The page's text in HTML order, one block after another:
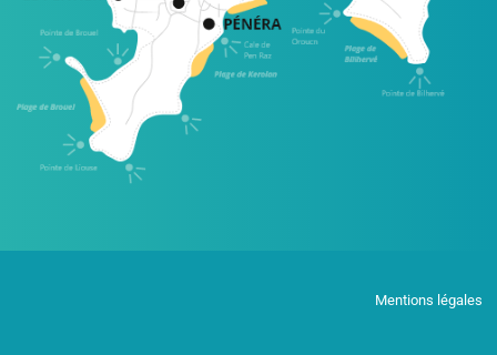
Mentions légales